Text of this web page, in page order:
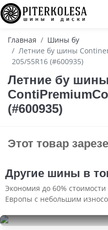
Главная
Шины бу
Летние бу шины
205/55R16 (#600935)
Летние бу
(#600935)
Этот товар
Другие шины в
Экономия до 60%
Европы с небольшим